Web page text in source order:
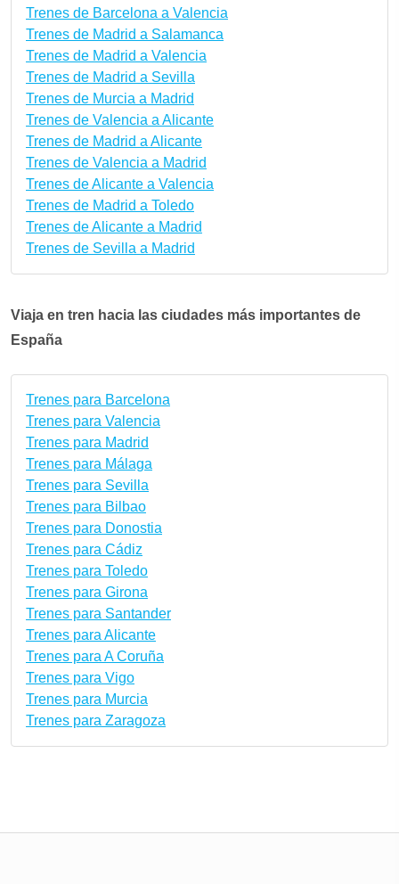
Trenes de Barcelona a Valencia
Trenes de Madrid a Salamanca
Trenes de Madrid a Valencia
Trenes de Madrid a Sevilla
Trenes de Murcia a Madrid
Trenes de Valencia a Alicante
Trenes de Madrid a Alicante
Trenes de Valencia a Madrid
Trenes de Alicante a Valencia
Trenes de Madrid a Toledo
Trenes de Alicante a Madrid
Trenes de Sevilla a Madrid
Viaja en tren hacia las ciudades más importantes de
España
Trenes para Barcelona
Trenes para Valencia
Trenes para Madrid
Trenes para Málaga
Trenes para Sevilla
Trenes para Bilbao
Trenes para Donostia
Trenes para Cádiz
Trenes para Toledo
Trenes para Girona
Trenes para Santander
Trenes para Alicante
Trenes para A Coruña
Trenes para Vigo
Trenes para Murcia
Trenes para Zaragoza